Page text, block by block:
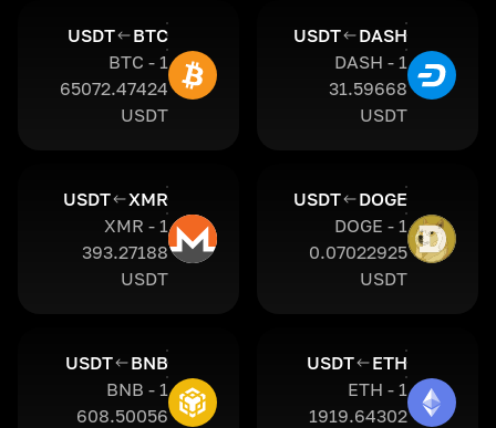
DASH
USDT
1 DASH -
31.59668
USDT
BTC
USDT
1 BTC -
65072.47424
USDT
DOGE
USDT
1 DOGE -
0.07022925
USDT
XMR
USDT
1 XMR -
393.27188
USDT
ETH
USDT
1 ETH -
1919.64302
BNB
USDT
1 BNB -
608.50056